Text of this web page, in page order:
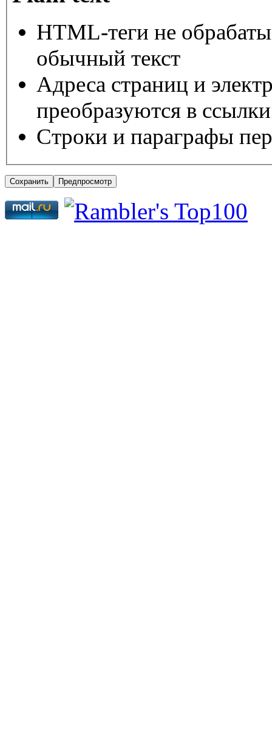
HTML-теги не
обычный текст
Адреса страниц и
преобразуются в
Строки и параграфы